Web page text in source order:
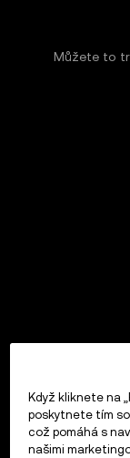
Můžete to
Když kliknete na
poskytnete tím
což pomáhá s
našimi